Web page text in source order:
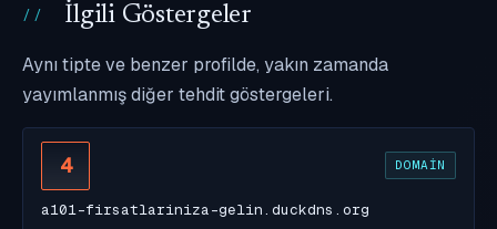
İlgili Göstergeler
Aynı tipte ve benzer profilde, yakın zamanda
yayımlanmış diğer tehdit göstergeleri.
4 DOMAIN
a101-firsatlariniza-gelin.duckdns.org